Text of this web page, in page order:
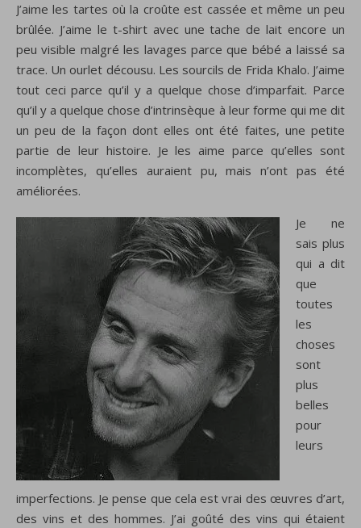
J’aime les tartes où la croûte est cassée et même un peu
brûlée. J’aime le t-shirt avec une tache de lait encore un
peu visible malgré les lavages parce que bébé a laissé sa
trace. Un ourlet décousu. Les sourcils de Frida Khalo. J’aime
tout ceci parce qu’il y a quelque chose d’imparfait. Parce
qu’il y a quelque chose d’intrinsèque à leur forme qui me dit
un peu de la façon dont elles ont été faites, une petite
partie de leur histoire. Je les aime parce qu’elles sont
incomplètes, qu’elles auraient pu, mais n’ont pas été
améliorées.
Je ne
sais plus
qui a dit
que
toutes
les
choses
sont
plus
belles
pour
leurs
imperfections. Je pense que cela est vrai des œuvres d’art,
des vins et des hommes. J’ai goûté des vins qui étaient